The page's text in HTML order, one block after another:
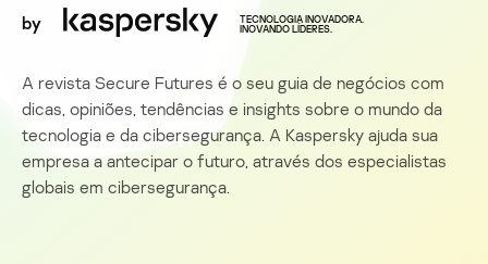
by
TECNOLOGIA INOVADORA.
INOVANDO LÍDERES.
A revista Secure Futures é o seu guia de negócios com
dicas, opiniões, tendências e insights sobre o mundo da
tecnologia e da cibersegurança. A Kaspersky ajuda sua
empresa a antecipar o futuro, através dos especialistas
globais em cibersegurança.